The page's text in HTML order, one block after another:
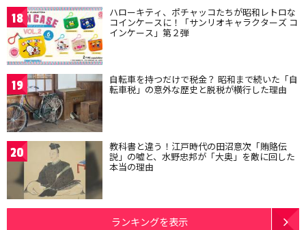
18 ハローキティ、ポチャッコたちが昭和レトロな
コインケースに！「サンリオキャラクターズ コ
インケース」第２弾
19 自転車を持つだけで税金？ 昭和まで続いた「自
転車税」の意外な歴史と脱税が横行した理由
20 教科書と違う！江戸時代の田沼意次「賄賂伝
説」の嘘と、水野忠邦が「大奥」を敵に回した
本当の理由
ランキングを表示